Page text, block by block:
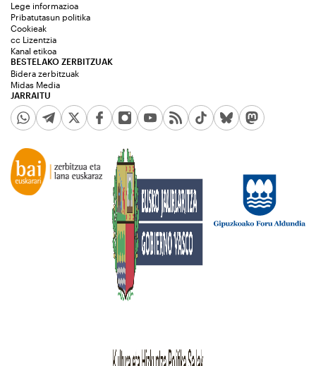
JARRAITU
Lege informazioa
Pribatutasun politika
Cookieak
cc Lizentzia
Kanal etikoa
BESTELAKO ZERBITZUAK
Bidera zerbitzuak
Midas Media